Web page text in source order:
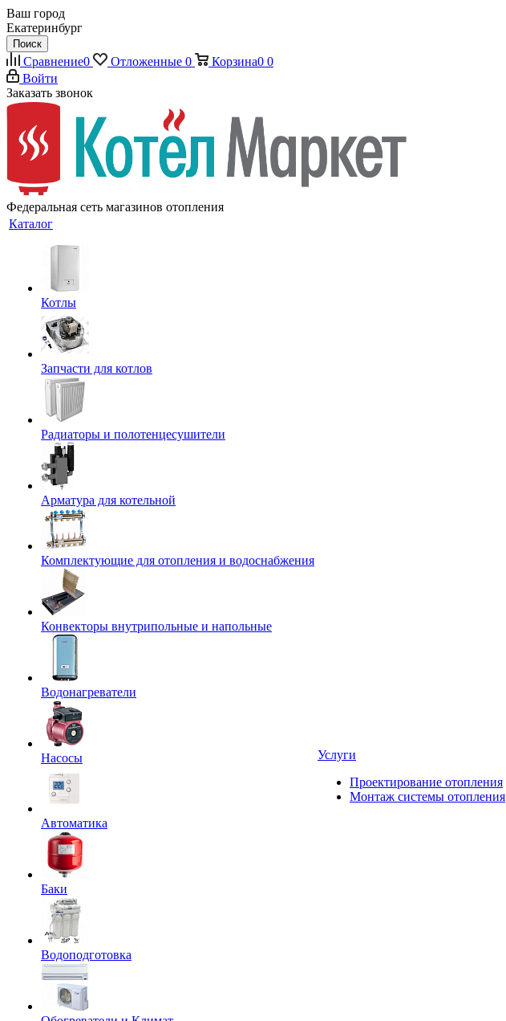
Ваш город
Екатеринбург
Поиск
Сравнение0 Отложенные 0 Корзина0 0
Войти
Заказать звонок
Федеральная сеть магазинов отопления
Каталог
Котлы
Запчасти для котлов
Радиаторы и полотенцесушители
Арматура для котельной
Комплектующие для отопления и водоснабжения
Конвекторы внутрипольные и напольные
Водонагреватели
Насосы
Автоматика
Баки
Водоподготовка
Услуги
Проектирование отопления
Монтаж системы отопления